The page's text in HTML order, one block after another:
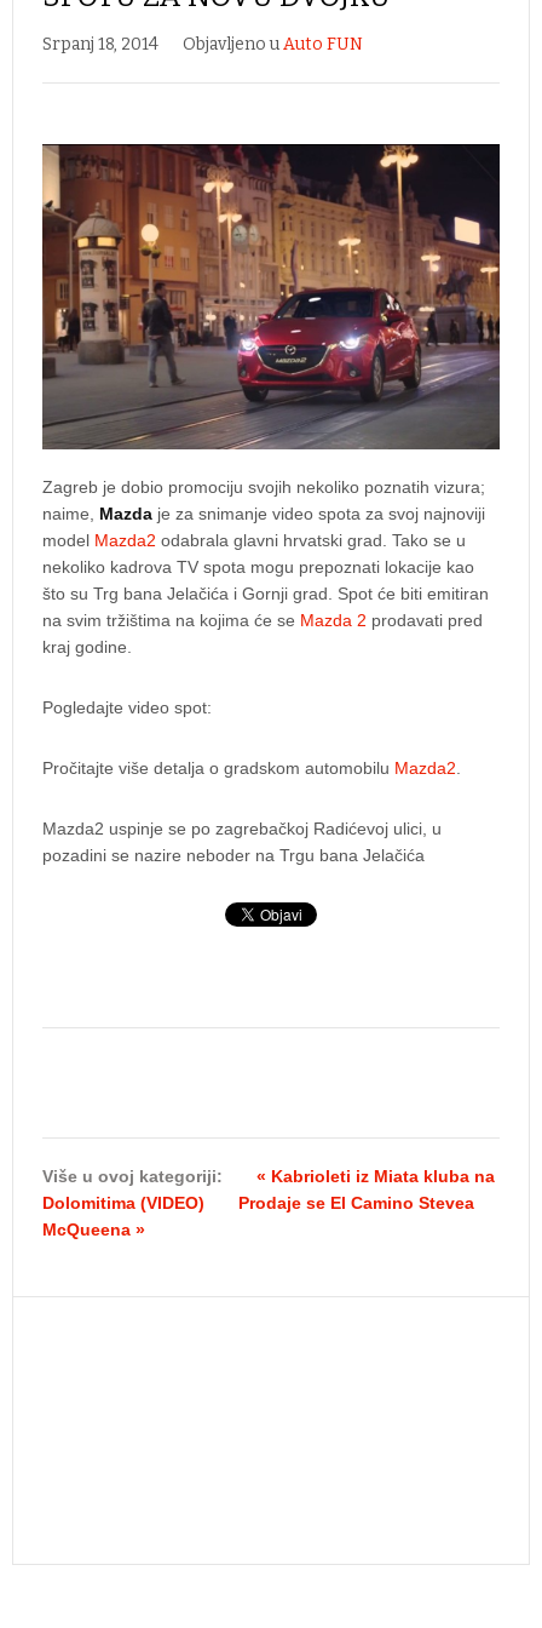
Srpanj 18, 2014 Objavljeno uAuto FUN
Zagreb je dobio promociju svojih nekoliko poznatih vizura;
naime, Mazda je za snimanje video spota za svoj najnoviji
model Mazda2 odabrala glavni hrvatski grad. Tako se u
nekoliko kadrova TV spota mogu prepoznati lokacije kao
što su Trg bana Jelačića i Gornji grad. Spot će biti emitiran
na svim tržištima na kojima će se Mazda 2 prodavati pred
kraj godine.
Pogledajte video spot:
Pročitajte više detalja o gradskom automobilu Mazda2.
Mazda2 uspinje se po zagrebačkoj Radićevoj ulici, u
pozadini se nazire neboder na Trgu bana Jelačića
Više u ovoj kategoriji:
« Kabrioleti iz Miata kluba na
Dolomitima (VIDEO)
Prodaje se El Camino Stevea
McQueena »